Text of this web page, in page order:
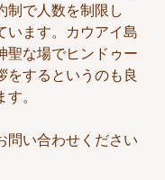
制で人数を制限し
います。カウアイ島
聖な場でヒンドゥー
をするというのも良
。
問い合わせください